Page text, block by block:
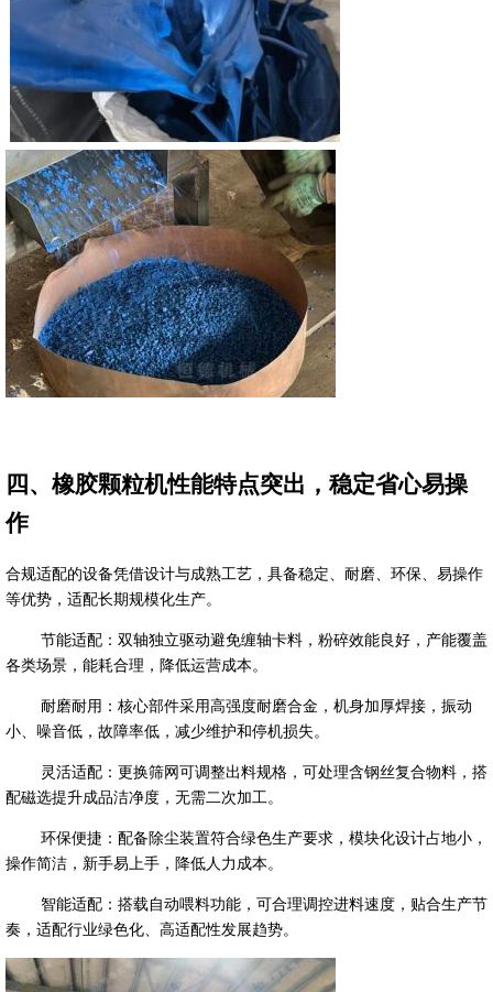
四、橡胶颗粒机性能特点突出，稳定省心易操
作
合规适配的设备凭借设计与成熟工艺，具备稳定、耐磨、环保、易操作
等优势，适配长期规模化生产。
节能适配：双轴独立驱动避免缠轴卡料，粉碎效能良好，产能覆盖
各类场景，能耗合理，降低运营成本。
耐磨耐用：核心部件采用高强度耐磨合金，机身加厚焊接，振动
小、噪音低，故障率低，减少维护和停机损失。
灵活适配：更换筛网可调整出料规格，可处理含钢丝复合物料，搭
配磁选提升成品洁净度，无需二次加工。
环保便捷：配备除尘装置符合绿色生产要求，模块化设计占地小，
操作简洁，新手易上手，降低人力成本。
智能适配：搭载自动喂料功能，可合理调控进料速度，贴合生产节
奏，适配行业绿色化、高适配性发展趋势。